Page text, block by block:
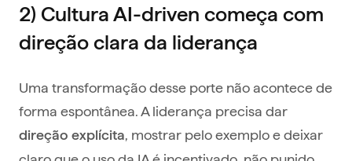
2) Cultura AI-driven começa com
direção clara da liderança
Uma transformação desse porte não acontece de
forma espontânea. A liderança precisa dar
direção explícita , mostrar pelo exemplo e deixar